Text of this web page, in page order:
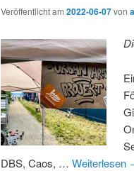
Veröffentlicht am 2022-06-07von
DBS, Caos, … Weiterlesen